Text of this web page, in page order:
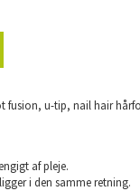
fusion, u-tip, nail hair
af pleje.
i den samme retning.